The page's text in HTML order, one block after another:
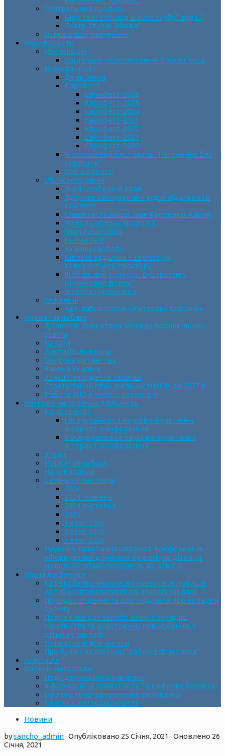
Театральний профіль
Шоу-театр молодіжного клубу “Імідж”
Театр-студія “Маска”
Основи програмування
Наші проєкти
Міжнародні
Соціально-психологічний проєкт VeLa
Всеукраїнські
День Землі
Єврофест
Єврофест-2026
Єврофест-2025
Єврофест-2024
Єврофест-2023
Єврофест-2022
Єврофест-2021
Єврофест-2020
Інклюзивний фестиваль “Натхнення без
кордонів”
Марш єдності
Обласного рівня
Знай і люби свій край
Здорове харчування – відповідальність
кожного
Славетні Українці. Іван Карпенко-Карий
Молодь обирає здоров’я
Мистецькі обрії
Humor Fest
За нашу свободу
Кіровоградщина – територія
толерантного простору
ІII обласний конкурс “Буктрейлер.
Книжковий форум”
Інтелектуальні ігри
Локальні
Арт-лабораторія «Життєвих завдань»
Нормативна база
Довідник директора закладу позашкільної
освіти
Накази
Листи/Положення
Охорона дитинства
Закони України
Укази Президента України
Стратегічний план діяльності МОН до 2027 р.
Робота ЗПО в умовах карантину
Науково-методична діяльність
Конференції
І Всеукраїнська науково-практична
інтернет-конференція
ІІ Всеукраїнська науково-практична
інтернет-конференція
Угоди
Нормативна база
Наші видання
Семінар-практикум
2023
2024 травень
2024 листопад
2025
1 етап 2026
2 етап 2026
3 етап 2026
Науково-практична інтернет-конференція
«Формування ціннісних орієнтирів дітей та
молоді засобами позашкільної освіти»
Протидія булінгу
Кодекс безпечного освітнього середовища.
Антибулінгова політика в нашому закладі
Порядок подання та розгляду заяв про випадки
булінгу
Положення про запобігання і протидію
насильству та жорстокому поводженню з
дітьми у закладі
Нормативні документи
Про булінг на сторінці “Кабінет психолога”
Атестація
Корисні матеріали
Події державного значення
Інформаційна грамотність та цифрова безпека
Національно-патріотичне виховання
Безпека життєдіяльності
Новини
bysancho_admin· Опубліковано 25 Січня, 2021 · Оновлено 26
Січня, 2021